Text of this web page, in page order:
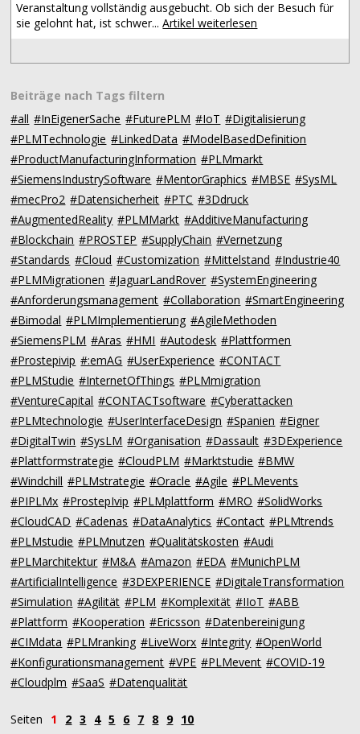
Veranstaltung vollständig ausgebucht. Ob sich der Besuch für
sie gelohnt hat, ist schwer...Artikel weiterlesen
Beiträge nach Tags filtern
#all #InEigenerSache #FuturePLM #IoT #Digitalisierung
#PLMTechnologie #LinkedData #ModelBasedDefinition
#ProductManufacturingInformation #PLMmarkt
#SiemensIndustrySoftware #MentorGraphics #MBSE #SysML
#mecPro2 #Datensicherheit #PTC #3Ddruck
#AugmentedReality #PLMMarkt #AdditiveManufacturing
#Blockchain #PROSTEP #SupplyChain #Vernetzung
#Standards #Cloud #Customization #Mittelstand #Industrie40
#PLMMigrationen #JaguarLandRover #SystemEngineering
#Anforderungsmanagement #Collaboration #SmartEngineering
#Bimodal #PLMImplementierung #AgileMethoden
#SiemensPLM #Aras #HMI #Autodesk #Plattformen
#Prostepivip #:emAG #UserExperience #CONTACT
#PLMStudie #InternetOfThings #PLMmigration
#VentureCapital #CONTACTsoftware #Cyberattacken
#PLMtechnologie #UserInterfaceDesign #Spanien #Eigner
#DigitalTwin #SysLM #Organisation #Dassault #3DExperience
#Plattformstrategie #CloudPLM #Marktstudie #BMW
#Windchill #PLMstrategie #Oracle #Agile #PLMevents
#PIPLMx #ProstepIvip #PLMplattform #MRO #SolidWorks
#CloudCAD #Cadenas #DataAnalytics #Contact #PLMtrends
#PLMstudie #PLMnutzen #Qualitätskosten #Audi
#PLMarchitektur #M&A #Amazon #EDA #MunichPLM
#ArtificialIntelligence #3DEXPERIENCE #DigitaleTransformation
#Simulation #Agilität #PLM #Komplexität #IIoT #ABB
#Plattform #Kooperation #Ericsson #Datenbereinigung
#CIMdata #PLMranking #LiveWorx #Integrity #OpenWorld
#Konfigurationsmanagement #VPE #PLMevent #COVID-19
#Cloudplm #SaaS #Datenqualität
Seiten 1 2 3 4 5 6 7 8 9 10